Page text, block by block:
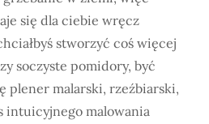
się dla ciebie wręcz
stworzyć coś więcej
soczyste pomidory, być
plener malarski, rzeźbiarski,
intuicyjnego malowania